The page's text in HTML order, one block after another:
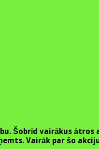
Šobrīd vairākus ātros
Vairāk par šo